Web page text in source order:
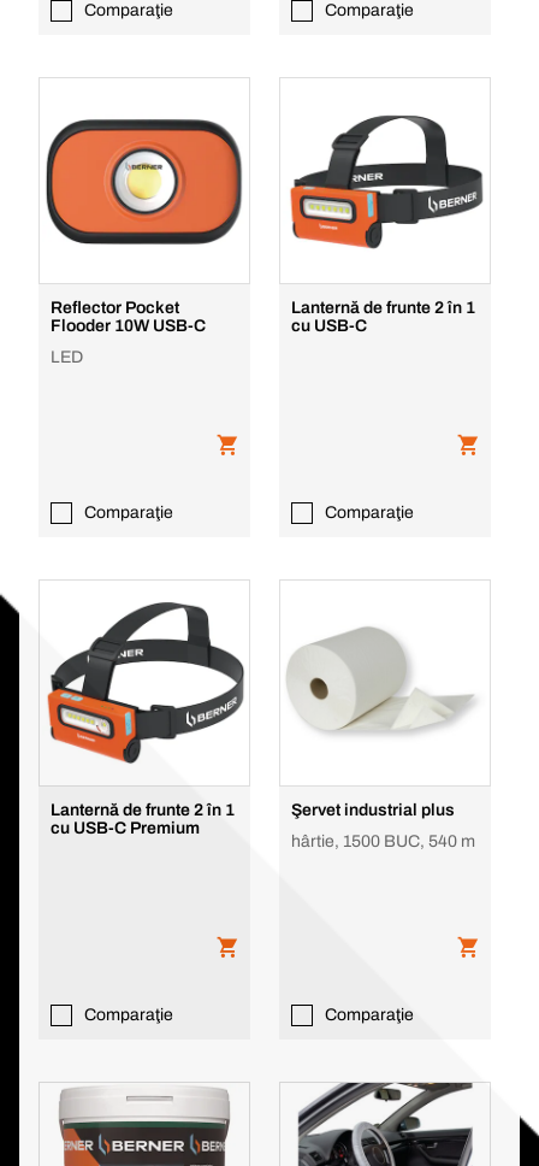
Comparaţie Comparaţie
Reflector Pocket
Flooder 10W USB-C
LED
Comparaţie
Lanternă de frunte 2 în 1
cu USB-C
Comparaţie
Lanternă de frunte 2 în 1
cu USB-C Premium
Comparaţie
Şervet industrial plus
hârtie, 1500 BUC, 540 m
Comparaţie